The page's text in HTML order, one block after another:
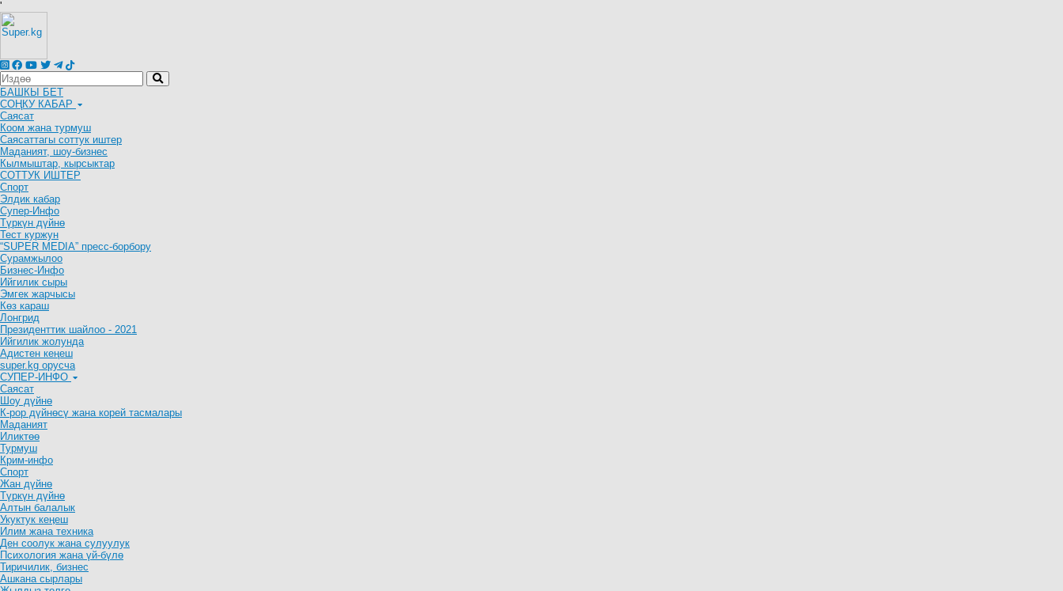
'
БАШКЫ БЕТ
СОҢКУ КАБАР
Саясат
Коом жана турмуш
Саясаттагы соттук иштер
Маданият, шоу-бизнес
Кылмыштар, кырсыктар
СОТТУК ИШТЕР
Спорт
Элдик кабар
Супер-Инфо
Түркүн дүйнө
Тест куржун
“SUPER MEDIA” пресс-борбору
Сурамжылоо
Бизнес-Инфо
Ийгилик сыры
Эмгек жарчысы
Көз караш
Лонгрид
Президенттик шайлоо - 2021
Ийгилик жолунда
Адистен кеңеш
super.kg орусча
СУПЕР-ИНФО
Саясат
Шоу дүйнө
К-рор дүйнөсү жана корей тасмалары
Маданият
Иликтөө
Турмуш
Крим-инфо
Спорт
Жан дүйнө
Түркүн дүйнө
Алтын балалык
Укуктук кеӊеш
Илим жана техника
Ден соолук жана сулуулук
Психология жана үй-бүлө
Тиричилик, бизнес
Ашкана сырлары